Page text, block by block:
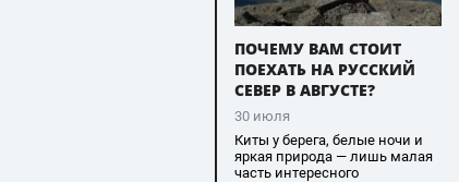
ПОЧЕМУ ВАМ СТОИТ
ПОЕХАТЬ НА РУССКИЙ
СЕВЕР В АВГУСТЕ?
30 июля
Киты у берега, белые ночи и
яркая природа — лишь малая
часть интересного